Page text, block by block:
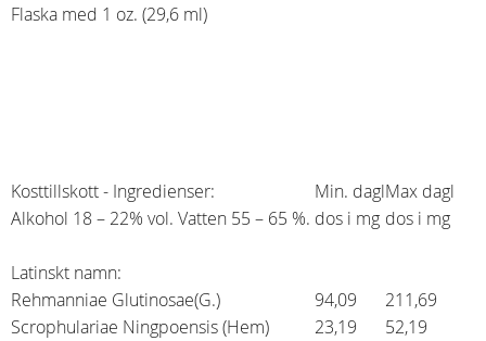
Flaska med 1 oz. (29,6 ml)
Kosttillskott - Ingredienser: Min. daglMax dagl
Alkohol 18 – 22% vol. Vatten 55 – 65 %. dos i mg dos i mg
Latinskt namn:
Rehmanniae Glutinosae(G.)
94,09
211,69
Scrophulariae Ningpoensis (Hem)
23,19
52,19